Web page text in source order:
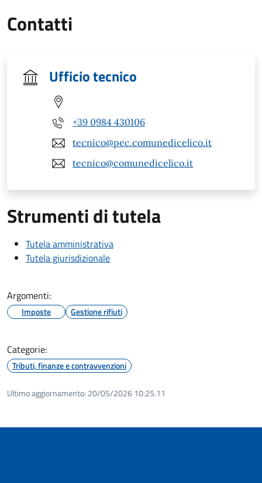
Contatti
Ufficio tecnico
+39 0984 430106
tecnico@pec.comunedicelico.it
tecnico@comunedicelico.it
Strumenti di tutela
Tutela amministrativa
Tutela giurisdizionale
Argomenti:
Imposte Gestione rifiuti
Categorie:
Tributi, finanze e contravvenzioni
Ultimo aggiornamento: 20/05/2026 10:25.11